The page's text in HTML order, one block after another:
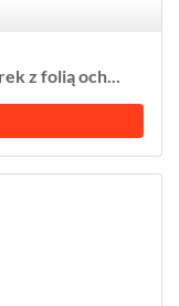
z folią och...